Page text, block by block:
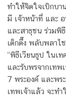
ทำให้จิตใจเบิกบา
มี เจ้าหน้าที่ และ
และสาธุชน ร่วมพิ
เต็กตึ๊ง พลับพลาไ
“พิธีเวียนธูป ในเท
และรับพรจากเทพ
7 พระองค์ และพร
เทพเจ้าแล้ว จะท